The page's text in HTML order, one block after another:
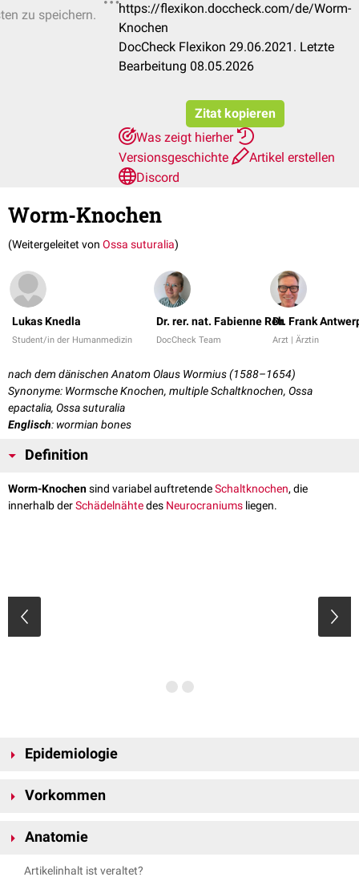
zu speichern.
https://flexikon.doccheck.com/de/Worm-
Knochen
DocCheck Flexikon 29.06.2021. Letzte
Bearbeitung 08.05.2026
Zitat kopieren
Was zeigt hierher
Versionsgeschichte
Artikel erstellen
Discord
Worm-Knochen
(Weitergeleitet von Ossa suturalia)
Lukas Knedla
Student/in der Humanmedizin
Dr. rer. nat. Fabienne Reh
DocCheck Team
Dr. Frank
Arzt | Ärztin
nach dem dänischen Anatom Olaus Wormius (1588–1654)
Synonyme: Wormsche Knochen, multiple Schaltknochen, Ossa
epactalia, Ossa suturalia
Englisch: wormian bones
Definition
Worm-Knochensind variabel auftretendeSchaltknochen, die
innerhalb derSchädelnähtedes Neurocraniums liegen.
Epidemiologie
Erwachsenen der europäischen Bevölkerung und darunter häufiger bei
und zwischen verschiedenen ethnischen Gruppen sehr unterschiedlich.
Die weltweit höchste
Vorkommen
Erkrankungen auftreten. Dazu gehören:
Hajdu-Cheney-Syndrom
Anatomie
Artikelinhalt ist veraltet?